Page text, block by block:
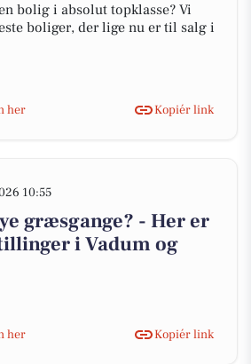
bolig i absolut topklasse? Vi
boliger, der lige nu er til salg i
her
Kopiér link
10:55
græsgange? - Her er
i Vadum og
her
Kopiér link